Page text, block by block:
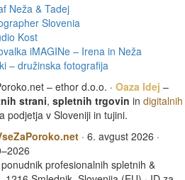
Neža & Tadej
Slovenia
Kost
iMAGINe – Irena in Neža
– družinska fotografija
– ethor d.o.o. · Oaza Idej –
strani, spletnih trgovin in digitalnih
podjetja v Sloveniji in tujini.
· 6. avgust 2026 ·
profesionalnih spletnih &